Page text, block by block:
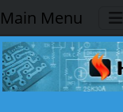
Main Menu